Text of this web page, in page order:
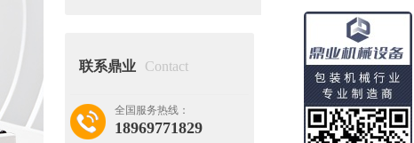
联系鼎业 Contact
全国服务热线：
18969771829